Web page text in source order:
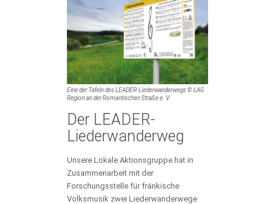
Eine der Tafeln des LEADER-Liederwanderwegs © LAG
Region an der Romantischen Straße e. V.
Der LEADER-
Liederwanderweg
Unsere Lokale Aktionsgruppe hat in
Zusammenarbeit mit der
Forschungsstelle für fränkische
Volksmusik zwei Liederwanderwege